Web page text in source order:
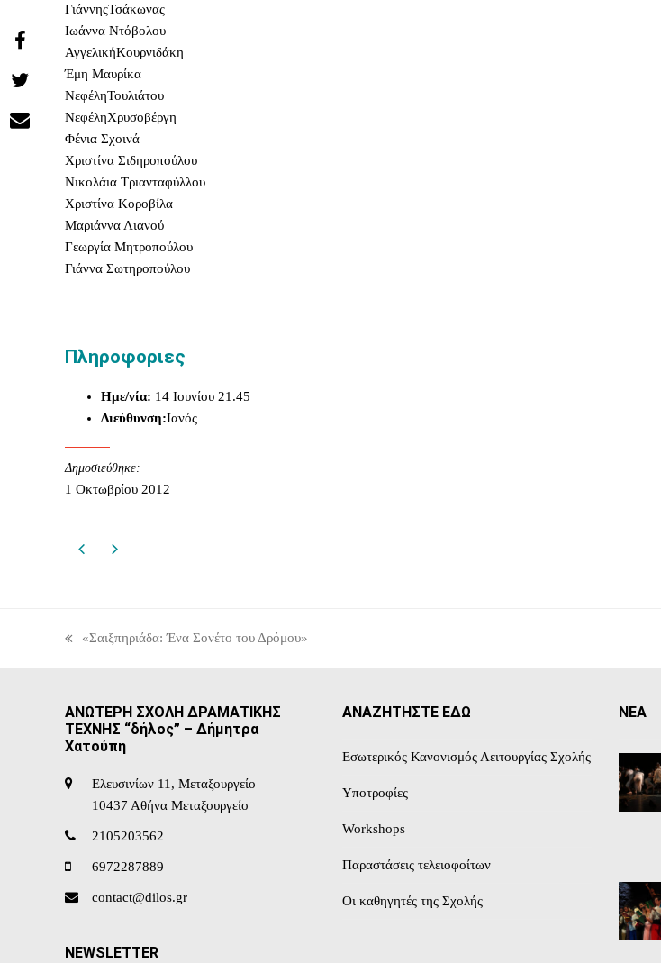
ΓιάννηςΤσάκωνας
Ιωάννα Ντόβολου
ΑγγελικήΚουρνιδάκη
Έμη Μαυρίκα
ΝεφέληΤουλιάτου
ΝεφέληΧρυσοβέργη
Φένια Σχοινά
Χριστίνα Σιδηροπούλου
Νικολάια Τριανταφύλλου
Χριστίνα Κοροβίλα
Μαριάννα Λιανού
Γεωργία Μητροπούλου
Γιάννα Σωτηροπούλου
Πληροφοριες
Ημε/νία: 14 Ιουνίου 21.45
Διεύθυνση:Ιανός
Share
on
Facebook
on
Twitter
Share
Email
Δημοσιεύθηκε:
1 Οκτωβρίου 2012
previous
«Σαιξπηριάδα: Ένα Σονέτο του Δρόμου»
ΑΝΩΤΕΡΗ ΣΧΟΛΗ ΔΡΑΜΑΤΙΚΗΣ
ΤΕΧΝΗΣ “δήλος” – Δήμητρα
Χατούπη
Ελευσινίων 11, Μεταξουργείο
10437 Αθήνα Μεταξουργείο
2105203562
6972287889
contact@dilos.gr
NEWSLETTER
ΑΝΑΖΗΤΗΣΤΕ ΕΔΩ
Εσωτερικός Κανονισμός Λειτουργίας Σχολής
Υποτροφίες
Workshops
Παραστάσεις τελειοφοίτων
Οι καθηγητές της Σχολής
ΝΕΑ